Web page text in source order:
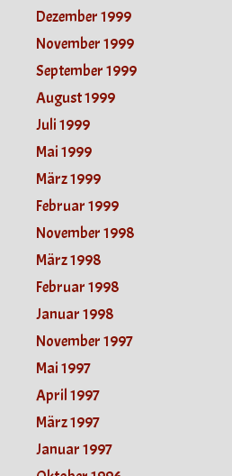
Dezember 1999
November 1999
September 1999
August 1999
Juli 1999
Mai 1999
März 1999
Februar 1999
November 1998
März 1998
Februar 1998
Januar 1998
November 1997
Mai 1997
April 1997
März 1997
Januar 1997